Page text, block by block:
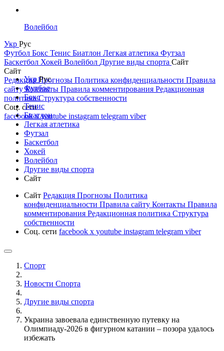
Волейбол
Укр Рус
Футбол Бокс Тенис Биатлон Легкая атлетика Футзал
Баскетбол Хокей Волейбол Другие виды спорта Сайт
Сайт
РедакцияПрогнозы Политика конфиденциальности Правила
сайтуКонтакты Правила комментирования Редакционная
политикаСтруктура собственности
Соц. сети
facebookxyoutube instagram telegram viber
УкрРус
Футбол
Бокс
Тенис
Биатлон
Легкая атлетика
Футзал
Баскетбол
Хокей
Волейбол
Другие виды спорта
Сайт
Сайт Редакция Прогнозы Политика
конфиденциальности Правила сайту Контакты Правила
комментирования Редакционная политика Структура
собственности
Соц. сети facebook x youtube instagram telegram viber
Спорт
Новости Cпорта
Другие виды спорта
Украина завоевала единственную путевку на
Олимпиаду-2026 в фигурном катании – позора удалось
избежать